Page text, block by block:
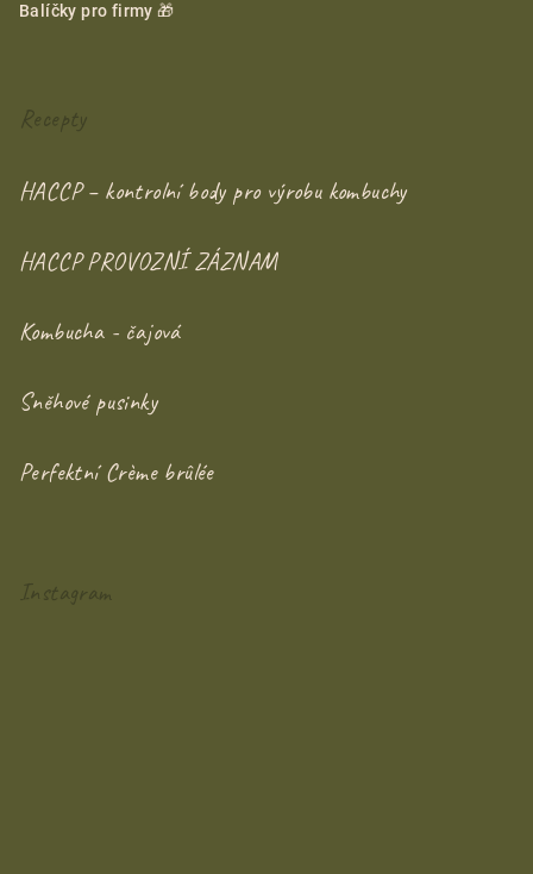
Balíčky pro firmy 🎁
Recepty
HACCP – kontrolní body pro výrobu kombuchy
HACCP PROVOZNÍ ZÁZNAM
Kombucha - čajová
Sněhové pusinky
Perfektní Crème brûlée
Instagram